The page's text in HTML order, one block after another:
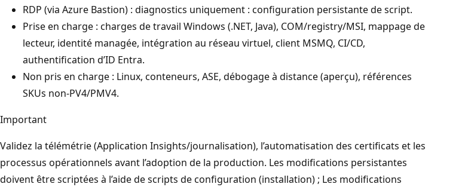
RDP (via Azure Bastion) : diagnostics uniquement : configuration persistante de script.
Prise en charge : charges de travail Windows (.NET, Java), COM/registry/MSI, mappage de
lecteur, identité managée, intégration au réseau virtuel, client MSMQ, CI/CD,
authentification d’ID Entra.
Non pris en charge : Linux, conteneurs, ASE, débogage à distance (aperçu), références
SKUs non-PV4/PMV4.
Important
Validez la télémétrie (Application Insights/journalisation), l’automatisation des certificats et les
processus opérationnels avant l’adoption de la production. Les modifications persistantes
doivent être scriptées à l’aide de scripts de configuration (installation) ; Les modifications